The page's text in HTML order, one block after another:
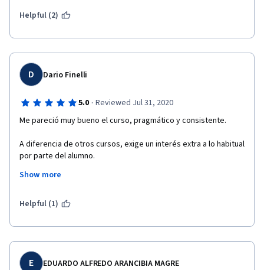
Helpful (2)
D Dario Finelli
5.0 · Reviewed Jul 31, 2020
Me pareció muy bueno el curso, pragmático y consistente.
A diferencia de otros cursos, exige un interés extra a lo habitual
por parte del alumno.
Procura estimular a que el alumno sea pro-activo y muestre
temas planteados, a partir de la documentación que brinda y
Show more
Helpful (1)
E EDUARDO ALFREDO ARANCIBIA MAGRE